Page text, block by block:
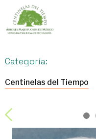
Categoría:
Centinelas del Tiempo